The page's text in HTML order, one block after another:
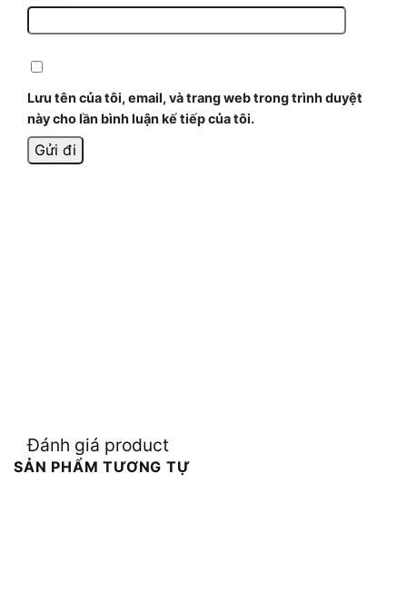
Lưu tên của tôi, email, và trang web trong trình duyệt
này cho lần bình luận kế tiếp của tôi.
Đánh giá product
SẢN PHẨM TƯƠNG TỰ